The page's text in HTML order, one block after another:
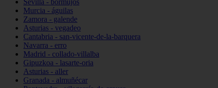
Sevilla - bormujos
Murcia - águilas
Zamora - galende
Asturias - vegadeo
Cantabria - san-vicente-de-la-barquera
Navarra - erro
Madrid - collado-villalba
Gipuzkoa - lasarte-oria
Asturias - aller
Granada - almuñécar